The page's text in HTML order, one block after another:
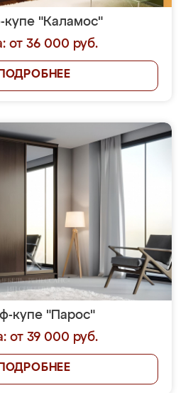
купе "Каламос"
от 36 000 руб.
ПОДРОБНЕЕ
купе "Парос"
от 39 000 руб.
ПОДРОБНЕЕ